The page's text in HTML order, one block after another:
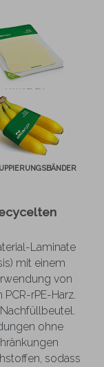
MONOFLEX-
Laminate
mit einem
von
rPE-Harz.
ohne
sodass